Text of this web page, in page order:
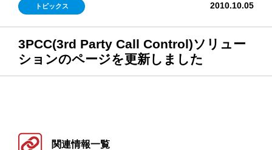
トピックス 2010.10.05
3PCC(3rd Party Call Control)ソリュー
ションのページを更新しました
関連情報一覧